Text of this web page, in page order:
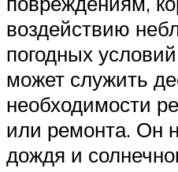
воздействию
погодных
может служить
необходимости
или ремонта. Он
дождя и